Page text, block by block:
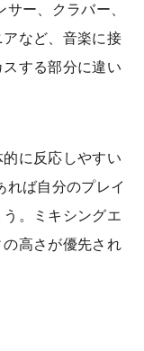
ー、クラバー、
など、音楽に接
する部分に違い
に反応しやすい
れば自分のプレイ
。ミキシングエ
高さが優先され